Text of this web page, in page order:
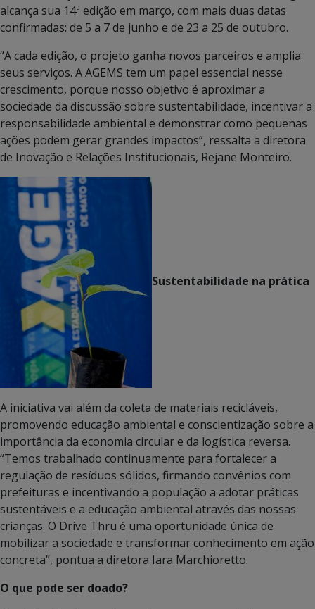
alcança sua 14ª edição em março, com mais duas datas
confirmadas: de 5 a 7 de junho e de 23 a 25 de outubro.
“A cada edição, o projeto ganha novos parceiros e amplia
seus serviços. A AGEMS tem um papel essencial nesse
crescimento, porque nosso objetivo é aproximar a
sociedade da discussão sobre sustentabilidade, incentivar a
responsabilidade ambiental e demonstrar como pequenas
ações podem gerar grandes impactos”, ressalta a diretora
de Inovação e Relações Institucionais, Rejane Monteiro.
Sustentabilidade na prática
A iniciativa vai além da coleta de materiais recicláveis,
promovendo educação ambiental e conscientização sobre a
importância da economia circular e da logística reversa.
“Temos trabalhado continuamente para fortalecer a
regulação de resíduos sólidos, firmando convênios com
prefeituras e incentivando a população a adotar práticas
sustentáveis e a educação ambiental através das nossas
crianças. O Drive Thru é uma oportunidade única de
mobilizar a sociedade e transformar conhecimento em ação
concreta”, pontua a diretora Iara Marchioretto.
O que pode ser doado?